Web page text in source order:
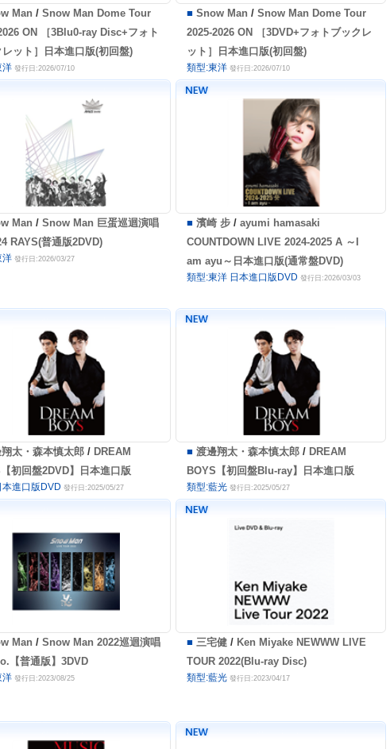
Man / Snow Man Dome Tour
ON ［3Blu0-ray Disc+フォト
レット］日本進口版(初回盤)
洋 發行日:2026/07/10
■ Snow Man / Snow Man Dome Tour
2025-2026 ON ［3DVD+フォトブックレ
ット］日本進口版(初回盤)
類型:東洋 發行日:2026/07/10
Man / Snow Man 巨蛋巡迴演唱
RAYS(普通版2DVD)
洋 發行日:2026/03/27
■ 濱崎 步/ ayumi hamasaki
COUNTDOWN LIVE 2024-2025 A ～I
am ayu～日本進口版(通常盤DVD)
類型:東洋 日本進口版DVD 發行日:2026/03/03
太・森本慎太郎/ DREAM
初回盤2DVD】日本進口版
本進口版DVD 發行日:2025/05/27
■ 渡邊翔太・森本慎太郎/ DREAM
BOYS【初回盤Blu-ray】日本進口版
類型:藍光 發行日:2025/05/27
Man / Snow Man 2022巡迴演唱
【普通版】3DVD
洋 發行日:2023/08/25
■ 三宅健/ Ken Miyake NEWWW LIVE
TOUR 2022(Blu-ray Disc)
類型:藍光 發行日:2023/04/17